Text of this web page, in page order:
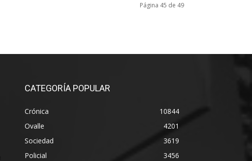
Página 45 de 49
CATEGORÍA POPULAR
Crónica
10844
Ovalle
4201
Sociedad
3619
Policial
3456